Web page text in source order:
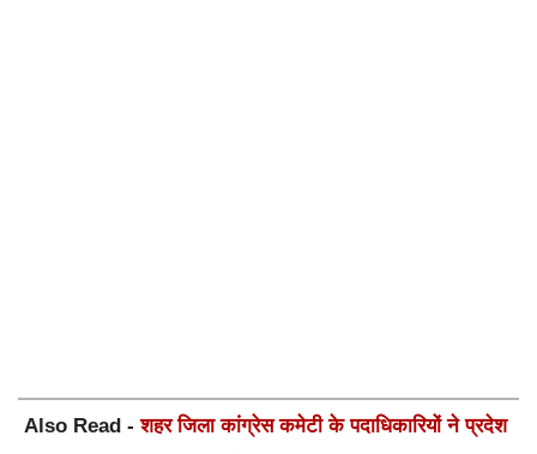
Also Read -शहर जिला कांग्रेस कमेटी के पदाधिकारियों ने प्रदेश